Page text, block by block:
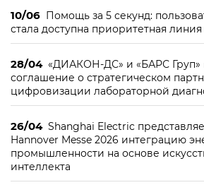
10/06 Помощь за 5 секунд:
стала доступна приоритетная
28/04 «ДИАКОН-ДС» и «БАРС Груп»
соглашение о стратегическом
цифровизации лабораторной
26/04 Shanghai Electric
Hannover Messe 2026 интеграцию
промышленности на основе
интеллекта